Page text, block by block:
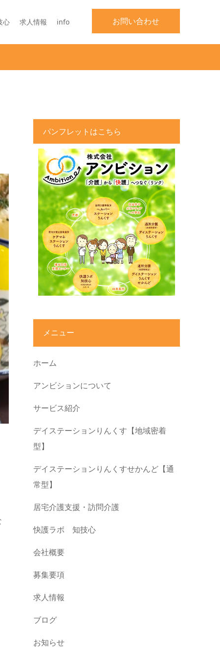
お問い合わせ
心 求人情報 info
パンフレットはこちら
メニュー
ホーム
アンビションについて
サービス紹介
デイステーションりんくす【地域密着
型】
デイステーションりんくすせかんど【通
常型】
居宅介護支援・訪問介護
快護ラボ 知技心
会社概要
募集要項
求人情報
ブログ
お知らせ